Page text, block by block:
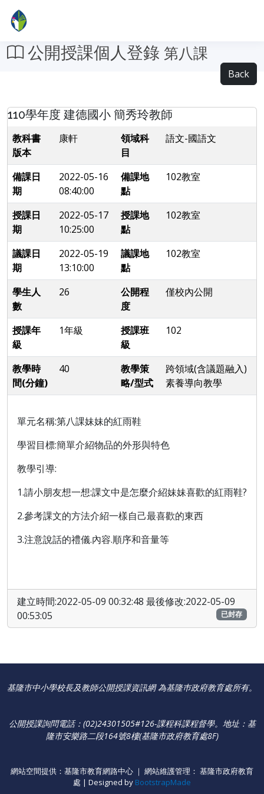
公開授課個人登錄 第八課
Back
110學年度 建德國小 簡秀玲教師
教科書
版本
康軒
領域科
目
語文-國語文
備課日
期
2022-05-16
08:40:00
備課地
點
102教室
授課日
期
2022-05-17
10:25:00
授課地
點
102教室
議課日
期
2022-05-19
13:10:00
議課地
點
102教室
學生人
數
26
公開程
度
僅校內公開
授課年
級
1年級
授課班
級
102
教學時
間(分鐘)
40
教學策
略/型式
跨領域(含議題融入)
素養導向教學
單元名稱:第八課妹妹的紅雨鞋
學習目標:簡單介紹物品的外形與特色
教學引導:
1.請小朋友想一想:課文中是怎麼介紹妹妹喜歡的紅雨鞋?
2.參考課文的方法介紹一樣自己最喜歡的東西
3.注意說話的禮儀.內容.順序和音量等
建立時間:2022-05-09 00:32:48 最後修改:2022-05-09
00:53:05
已封存
基隆市中小學校長及教師公開授課資訊網 為基隆巿政府教育處所有。
公開授課詢問電話：(02)24301505#126-課程科課程督學。 地址：基
隆市安樂路二段164號8樓(基隆市政府教育處8F)
網站空間提供：基隆市教育網路中心 ｜ 網站維護管理： 基隆市政府教育
處 | Designed by BootstrapMade